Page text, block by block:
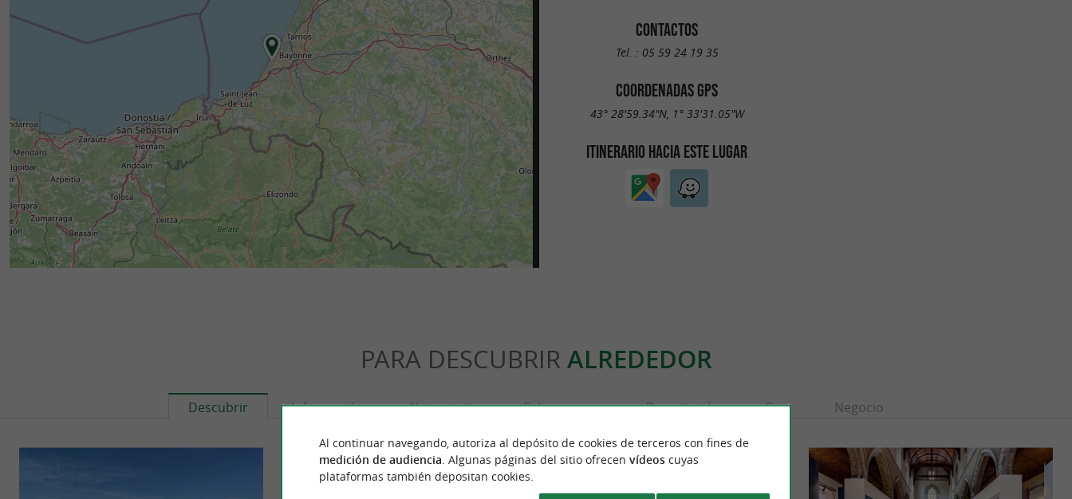
CONTACTOS
Tel. : 05 59 24 19 35
COORDENADAS GPS
43° 28'59.34"N, 1° 33'31.05"W
ITINERARIO HACIA ESTE LUGAR
PARA DESCUBRIR ALREDEDOR
Descubrir Información Alojamiento Salir a comer Degustación Ocio Negocio
Al continuar navegando, autoriza al depósito de cookies de terceros con fines de
medición de audiencia . Algunas páginas del sitio ofrecen vídeoscuyas
plataformas también depositan cookies.